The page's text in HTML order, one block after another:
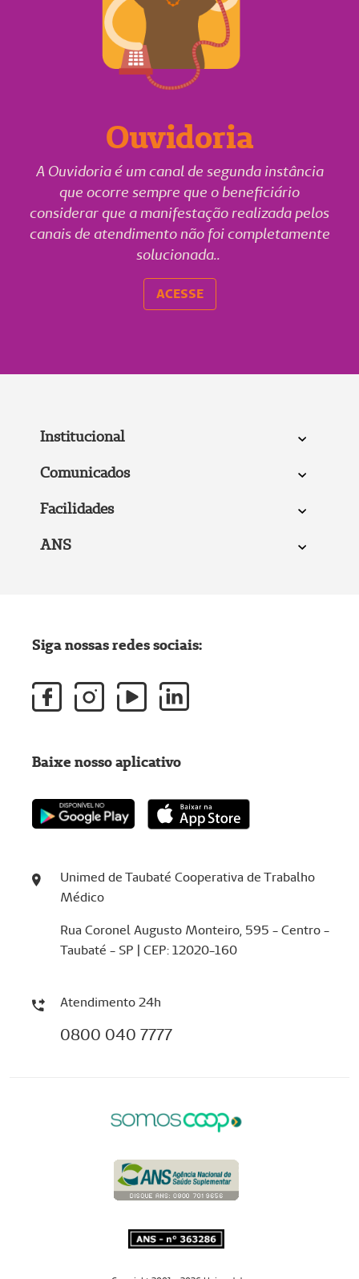
Ouvidoria
A Ouvidoria é um canal de segunda instância
que ocorre sempre que o beneficiário
considerar que a manifestação realizada pelos
canais de atendimento não foi completamente
solucionada..
ACESSE
Institucional
Comunicados
Facilidades
ANS
Unimed de Taubaté Cooperativa de Trabalho
Médico
Rua Coronel Augusto Monteiro, 595 - Centro -
Taubaté - SP | CEP: 12020-160
Atendimento 24h
0800 040 7777
Siga nossas redes sociais:
Baixe nosso aplicativo